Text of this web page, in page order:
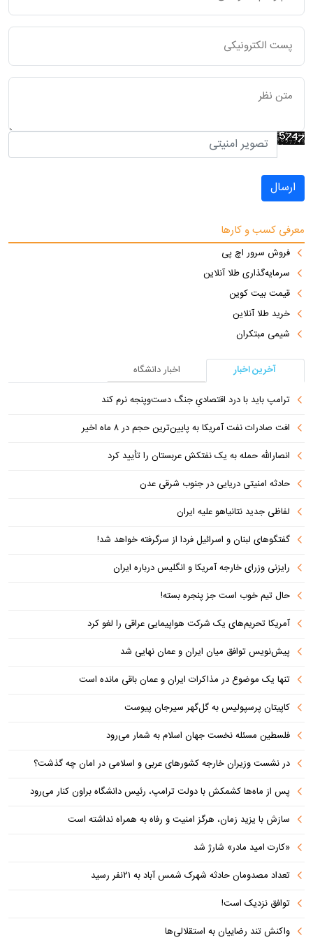
ارسال
معرفی کسب و کارها
فروش سرور اچ پی
سرمایه‌گذاری طلا آنلاین
قیمت بیت کوین
خرید طلا آنلاین
شیمی مبتکران
آخرین اخبار
اخبار دانشگاه
ترامپ باید با درد اقتصادیِ جنگ دست‌و‌پنجه نرم کند
افت صادرات نفت آمریکا به پایین‌ترین حجم در ۸ ماه اخیر
انصارالله حمله به یک نفتکش عربستان را تأیید کرد
حادثه امنیتی دریایی در جنوب شرقی عدن
لفاظی جدید نتانیاهو علیه ایران
گفتگوهای لبنان و اسرائیل فردا از سرگرفته خواهد شد!
رایزنی وزرای خارجه آمریکا و انگلیس درباره ایران
حال تیم خوب است جز پنجره بسته!
آمریکا تحریم‌های یک شرکت هواپیمایی عراقی را لغو کرد
پیش‌نویس توافق میان ایران و عمان نهایی شد
تنها یک موضوع در مذاکرات ایران و عمان باقی مانده است
کاپیتان پرسپولیس به گل‌گهر سیرجان پیوست
فلسطین مسئله نخست جهان اسلام به شمار می‌رود
در نشست وزیران خارجه کشورهای عربی و اسلامی در امان چه گذشت؟
پس از ماه‌ها کشمکش با دولت ترامپ، رئیس دانشگاه براون کنار می‌رود
سازش با یزید زمان، هرگز امنیت و رفاه به همراه نداشته است
«کارت امید مادر» شارژ شد
تعداد مصدومان حادثه شهرک شمس آباد به ۲۱نفر رسید
توافق نزدیک است!
واکنش تند رضاییان به استقلالی‌ها